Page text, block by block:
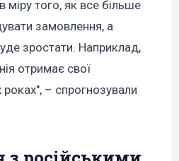
міру того, як все більше
замовлення, а
зростати. Наприклад,
отримає свої
– спрогнозували